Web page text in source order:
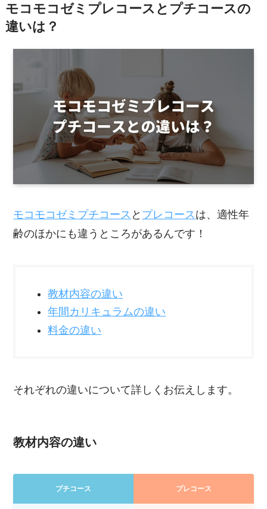
モコモコゼミプレコースとプチコースの
違いは？
モコモコゼミプチコース と プレコースは、適性年
齢のほかにも違うところがあるんです！
教材内容の違い
年間カリキュラムの違い
料金の違い
それぞれの違いについて詳しくお伝えします。
教材内容の違い
プチコース プレコース